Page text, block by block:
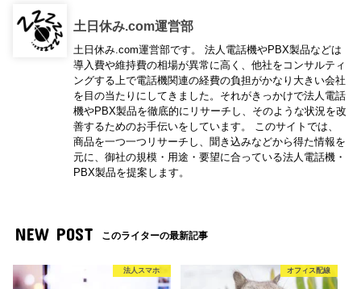
土日休み.com運営部
土日休み.com運営部です。 法人電話機やPBX製品などは
導入費や維持費の相場が異常に高く、他社をコンサルティ
ングする上で電話機関連の経費の負担がかなり大きい会社
を目の当たりにしてきました。それがきっかけで法人電話
機やPBX製品を徹底的にリサーチし、そのような状況を改
善するためのお手伝いをしています。 このサイトでは、
商品を一つ一つリサーチし、聞き込みなどから得た情報を
元に、御社の規模・用途・要望に合っている法人電話機・
PBX製品を提案します。
NEW POST このライターの最新記事
法人スマホ オフィス配線